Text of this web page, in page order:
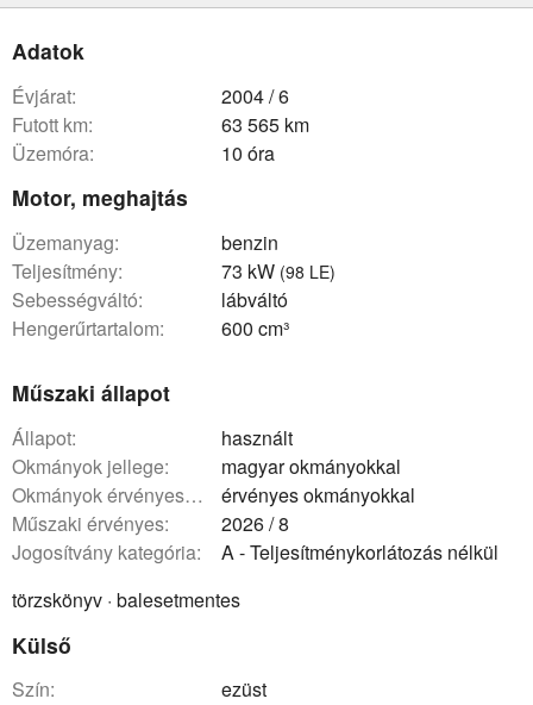
Adatok
évjárat:
2004 / 6
futott km:
63 565 km
üzemóra:
10 óra
Motor, meghajtás
üzemanyag:
benzin
teljesítmény:
73 kW (98 LE)
sebességváltó:
lábváltó
hengerűrtartalom:
600 cm³
Műszaki állapot
állapot:
használt
okmányok jellege:
magyar okmányokkal
okmányok érvényessége:
érvényes okmányokkal
műszaki érvényes:
2026 / 8
Jogosítvány kategória:
A - Teljesítménykorlátozás nélkül
törzskönyv · balesetmentes
Külső
szín: ezüst